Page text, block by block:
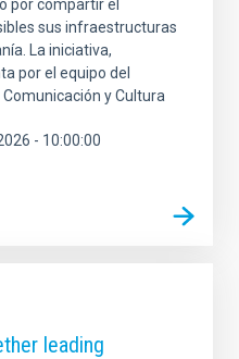
por compartir el
sus infraestructuras
La iniciativa,
por el equipo del
y Cultura
- 10:00:00
leading